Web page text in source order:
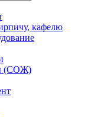
кафелю
(СОЖ)